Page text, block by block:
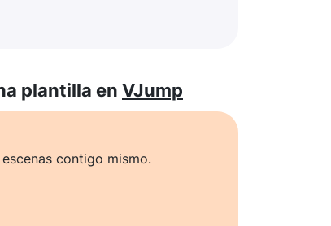
plantilla en VJump
contigo mismo.